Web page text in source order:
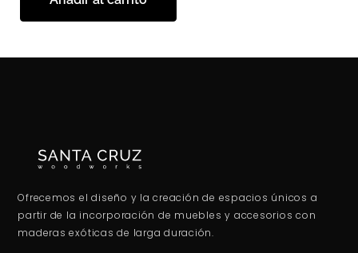
Ofrecemos el diseño y la creación de espacios únicos a
partir de la incorporación de muebles y accesorios con
maderas exóticas de larga duración.